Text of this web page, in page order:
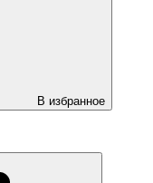
В избранное